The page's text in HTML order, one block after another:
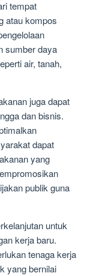
tempat
atau kompos
sumber daya
air, tanah,
juga dapat
dan bisnis.
dapat
yang
publik guna
untuk
kerja baru.
tenaga kerja
yang bernilai